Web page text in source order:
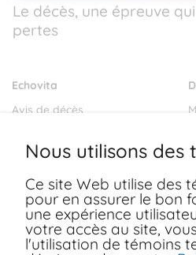
Le décès, une épreuve
pertes
Echovita
Avis de décès
Envoyer des fleurs
Ressources
FAQ
Nous utilisons des
Ce site Web utilise des
pour en assurer le bon
une expérience
votre accès au site,
l'utilisation de témoins